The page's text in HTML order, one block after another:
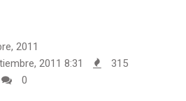
2011
2011 8:31
315
0